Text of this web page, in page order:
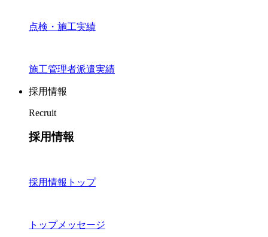
点検・施工実績
施工管理者派遣実績
採用情報
Recruit
採用情報
採用情報トップ
トップメッセージ